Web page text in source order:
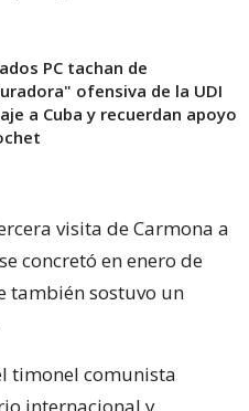
PC tachan de
ofensiva de la UDI
a Cuba y recuerdan apoyo
visita de Carmona a
concretó en enero de
también sostuvo un
timonel comunista
internacional y